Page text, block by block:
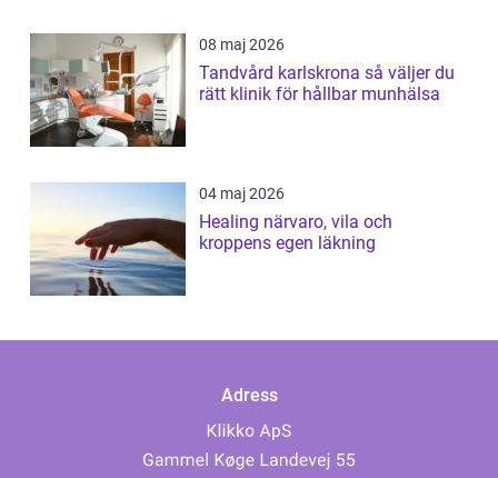
08 maj 2026
Tandvård karlskrona så väljer du
rätt klinik för hållbar munhälsa
04 maj 2026
Healing närvaro, vila och
kroppens egen läkning
Adress